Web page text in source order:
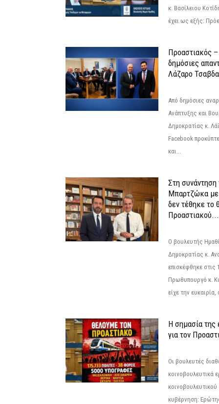
κ. Βασίλειου
έχει ως εξής:
Προαστιακός
δημόσιες
Λάζαρο
Από δημόσιες
Ανάπτυξης και
Δημοκρατίας κ.
Facebook
και...
Στη
Μπαρτζώκα
δεν τέθηκε το
Προαστιακού...
Ο βουλευτής
Δημοκρατίας κ.
επισκέφθηκε στις
Πρωθυπουργό κ.
είχε την
Η σημασία της
για τον
Οι βουλευτές
κοινοβουλευτικά
κυβέρνηση: